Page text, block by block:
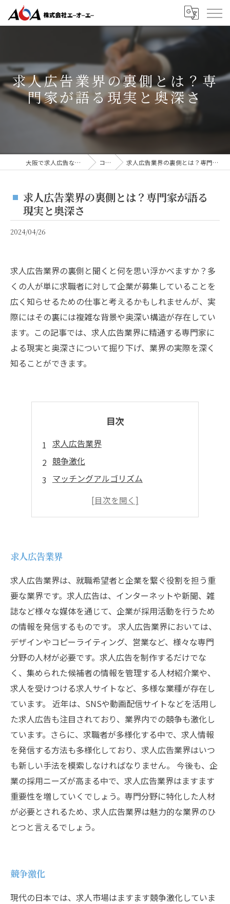
求人広告業界の裏側とは？専
門家が語る現実と奥深さ
大阪で求人広告なら株式会社AOA コラム 求人広告業界の裏側とは？専門家が語る現実と奥深さ
求人広告業界の裏側とは？専門家が語る
現実と奥深さ
2024/04/26
求人広告業界の裏側と聞くと何を思い浮かべますか？多
くの人が単に求職者に対して企業が募集していることを
広く知らせるための仕事と考えるかもしれませんが、実
際にはその裏には複雑な背景や奥深い構造が存在してい
ます。この記事では、求人広告業界に精通する専門家に
よる現実と奥深さについて掘り下げ、業界の実際を深く
知ることができます。
目次
求人広告業界
競争激化
マッチングアルゴリズム
ユーザービリティ
求人広告業界
求人広告業界は、就職希望者と企業を繋ぐ役割を担う重
要な業界です。求人広告は、インターネットや新聞、雑
誌など様々な媒体を通じて、企業が採用活動を行うため
の情報を発信するものです。 求人広告業界においては、
デザインやコピーライティング、営業など、様々な専門
分野の人材が必要です。求人広告を制作するだけでな
く、集められた候補者の情報を管理する人材紹介業や、
求人を受けつける求人サイトなど、多様な業種が存在し
ています。 近年は、SNSや動画配信サイトなどを活用し
た求人広告も注目されており、業界内での競争も激化し
ています。さらに、求職者が多様化する中で、求人情報
を発信する方法も多様化しており、求人広告業界はいつ
も新しい手法を模索しなければなりません。 今後も、企
業の採用ニーズが高まる中で、求人広告業界はますます
重要性を増していくでしょう。専門分野に特化した人材
が必要とされるため、求人広告業界は魅力的な業界のひ
とつと言えるでしょう。
競争激化
現代の日本では、求人市場はますます競争激化していま